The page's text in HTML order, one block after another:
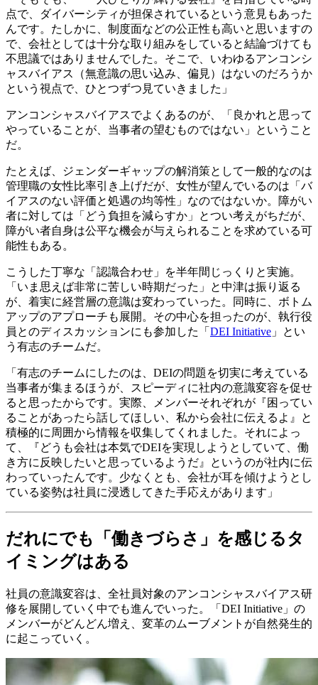
点で、ダイバーシティが担保されているという意見もあった
んです。たしかに、制度面などの公正性も高いと思いますの
で、会社としては十分な取り組みをしていると結論づけても
不思議ではありませんでした。そこで、いわゆるアンコンシ
ャスバイアス（無意識の思い込み、偏見）はないのだろうか
という視点で、ひとつずつ見ていきました」
アンコンシャスバイアスでよくあるのが、「良かれと思って
やっていることが、当事者の望むものではない」ということ
だ。
たとえば、ジェンダーギャップの解消策として一般的なのは
管理職の女性比率引き上げだが、女性が望んでいるのは「バ
イアスのない評価と処遇の均等性」なのではないか。障がい
者に対しては「どう負担を減らすか」とつい考えがちだが、
障がい者自身は公平な機会が与えられることを求めている可
能性もある。
こうした丁寧な「認識合わせ」を半年間じっくりと実施。
「いま思えば非常に苦しい時期だった」と中津は振り返る
が、着実に経営層の意識は変わっていった。同時に、ボトム
アップのアプローチも展開。その中心を担ったのが、執行役
員とのディスカッションにも参加した「 DEI Initiative 」とい
う有志のチームだ。
「有志のチームにしたのは、DEIの問題を切実に考えている
当事者が集まるほうが、スピーディに社内の意識変容を促せ
ると思ったからです。実際、メンバーそれぞれが『困ってい
ることがあったら話してほしい、私から会社に伝えるよ』と
積極的に周囲から情報を収集してくれました。それによっ
て、『どうも会社は本気でDEIを実現しようとしていて、働
き方に反映したいと思っているようだ』というのが社内に伝
わっていったんです。少なくとも、会社が耳を傾けようとし
ている姿勢は社員に浸透してきた手応えがあります」
だれにでも「働きづらさ」を感じるタ
イミングはある
社員の意識変容は、全社員対象のアンコンシャスバイアス研
修を展開していく中でも進んでいった。「DEI Initiative」の
メンバーがどんどん増え、変革のムーブメントが自然発生的
に起こっていく。